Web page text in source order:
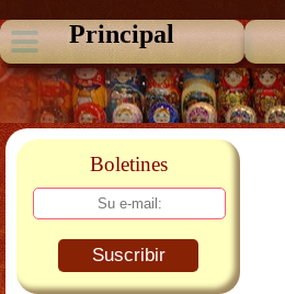
Principal
Boletines
Suscribir